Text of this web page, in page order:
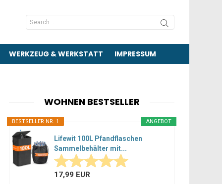
Search
for:
WERKZEUG & WERKSTATT IMPRESSUM
WOHNEN BESTSELLER
ANGEBOT
BESTSELLER NR. 1
Lifewit 100L Pfandflaschen
Sammelbehälter mit...
17,99 EUR